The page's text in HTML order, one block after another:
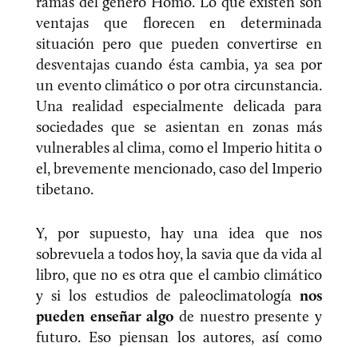
ventajas que florecen en determinada
situación pero que pueden convertirse en
desventajas cuando ésta cambia, ya sea por
un evento climático o por otra circunstancia.
Una realidad especialmente delicada para
sociedades que se asientan en zonas más
vulnerables al clima, como el Imperio hitita o
el, brevemente mencionado, caso del Imperio
tibetano.
Y, por supuesto, hay una idea que nos
sobrevuela a todos hoy, la savia que da vida al
libro, que no es otra que el cambio climático
y si los estudios de paleoclimatologíanos
pueden enseñar algo de nuestro presente y
futuro. Eso piensan los autores, así como